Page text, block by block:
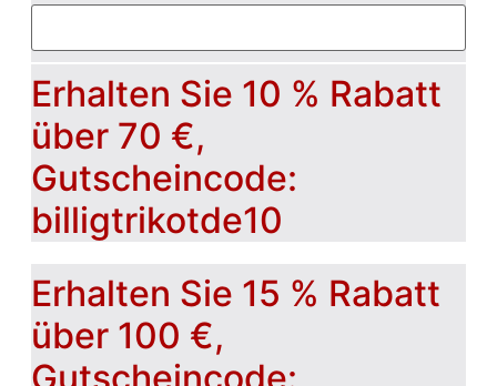
Erhalten Sie 10 % Rabatt
über 70 €,
Gutscheincode:
billigtrikotde10
Erhalten Sie 15 % Rabatt
über 100 €,
Gutscheincode: